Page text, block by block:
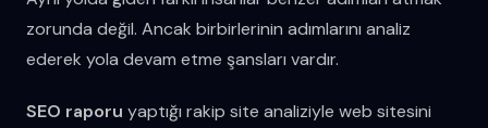
zorunda değil. Ancak birbirlerinin adımlarını analiz
ederek yola devam etme şansları vardır.
SEO raporu yaptığı rakip site analiziyle web sitesini